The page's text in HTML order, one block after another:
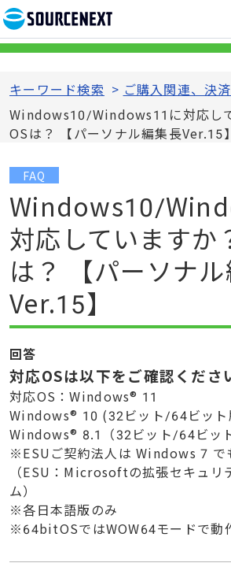
キーワード検索 > ご購入関連、決
Windows10/Windows11に対応し
OSは？ 【パーソナル編集長Ver.15】
FAQ
Windows10/
対応していますか
は？ 【パーソナ
Ver.15】
回答
対応OSは以下をご確認くださ
対応OS：Windows® 11
Windows® 10 (32ビット/64ビット
Windows® 8.1（32ビット/64ビット
※ESUご契約法人は Windows 7 で
（ESU：Microsoftの拡張セキュリ
ム）
※各日本語版のみ
※64bitOSではWOW64モードで動